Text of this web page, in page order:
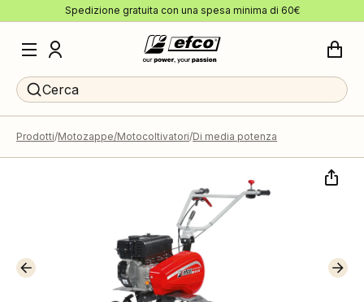
Spedizione gratuita con una spesa minima di 60€
Cerca
Prodotti Motozappe/Motocoltivatori Di media potenza